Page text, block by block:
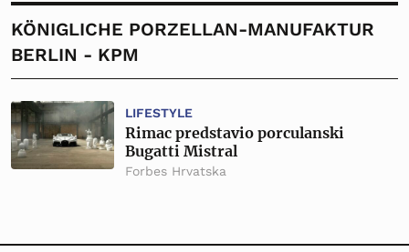
KÖNIGLICHE PORZELLAN-MANUFAKTUR
BERLIN - KPM
LIFESTYLE
Rimac predstavio porculanski
Bugatti Mistral
Forbes Hrvatska